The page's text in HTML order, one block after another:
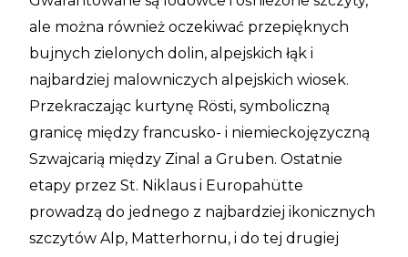
ale można również oczekiwać przepięknych
bujnych zielonych dolin, alpejskich łąk i
najbardziej malowniczych alpejskich wiosek.
Przekraczając kurtynę Rösti, symboliczną
granicę między francusko- i niemieckojęzyczną
Szwajcarią między Zinal a Gruben. Ostatnie
etapy przez St. Niklaus i Europahütte
prowadzą do jednego z najbardziej ikonicznych
szczytów Alp, Matterhornu, i do tej drugiej